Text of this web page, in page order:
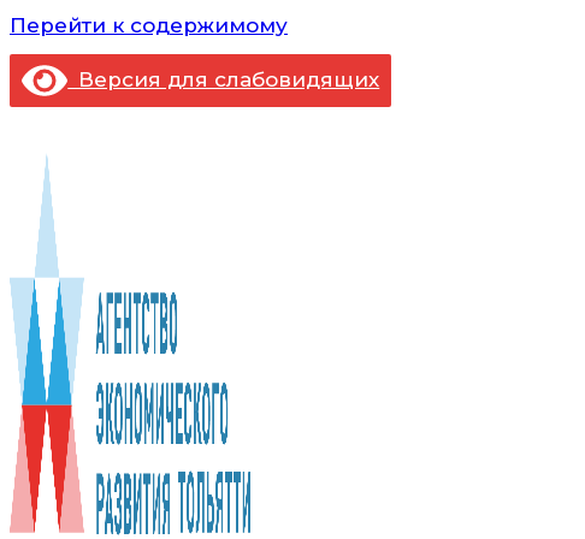
Перейти к содержимому
Версия для слабовидящих